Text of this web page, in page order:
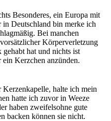
Besonderes, ein Europa mit
Deutschland bin merke ich
Bei manchen
Körperverletzung
hat und nichts ist
Kerzchen anzünden.
halte ich mein
hatte ich zuvor in Weeze
haben zweifelsohne gute
backen können sie nicht.